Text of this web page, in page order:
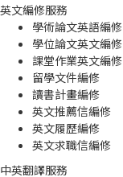
英文編修服務
學術論文英語編修
學位論文英文編修
課堂作業英文編修
留學文件編修
讀書計畫編修
英文推薦信編修
英文履歷編修
英文求職信編修
中英翻譯服務